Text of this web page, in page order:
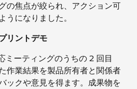
の焦点が絞られ、アクション可
うになりました。
リントデモ
ミーティングのうちの 2 回目
作業結果を製品所有者と関係者
ックや意見を得ます。成果物を